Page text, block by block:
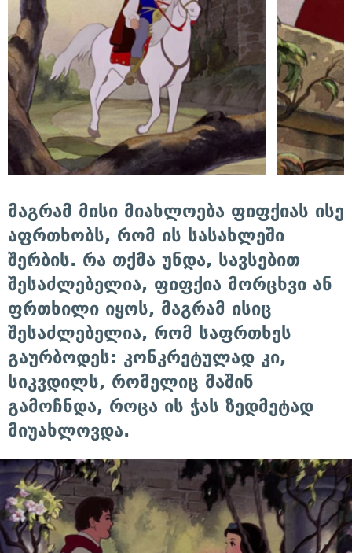
მაგრამ მისი მიახლოება ფიფქიას ისე
აფრთხობს, რომ ის სასახლეში
შერბის. რა თქმა უნდა, სავსებით
შესაძლებელია, ფიფქია მორცხვი ან
ფრთხილი იყოს, მაგრამ ისიც
შესაძლებელია, რომ საფრთხეს
გაურბოდეს: კონკრეტულად კი,
სიკვდილს, რომელიც მაშინ
გამოჩნდა, როცა ის ჭას ზედმეტად
მიუახლოვდა.